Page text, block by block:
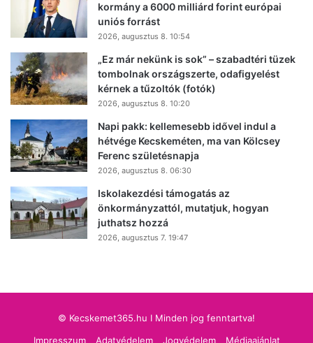
kormány a 6000 milliárd forint európai
uniós forrást
2026, augusztus 8. 10:54
„Ez már nekünk is sok” – szabadtéri tüzek
tombolnak országszerte, odafigyelést
kérnek a tűzoltók (fotók)
2026, augusztus 8. 10:20
Napi pakk: kellemesebb idővel indul a
hétvége Kecskeméten, ma van Kölcsey
Ferenc születésnapja
2026, augusztus 8. 06:30
Iskolakezdési támogatás az
önkormányzattól, mutatjuk, hogyan
juthatsz hozzá
2026, augusztus 7. 19:47
© Kecskemet365.hu I Minden jog fenntartva!
Impresszum
Adatvédelem Jogvédelem Médiaajánlat